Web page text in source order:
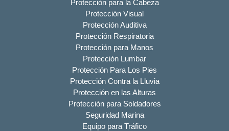
Protección para la Cabeza
Protección Visual
Protección Auditiva
Protección Respiratoria
Protección para Manos
Protección Lumbar
Protección Para Los Pies
Protección Contra la Lluvia
Protección en las Alturas
Protección para Soldadores
Seguridad Marina
Equipo para Tráfico